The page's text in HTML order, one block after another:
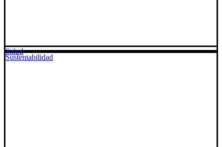
Sustentabilidad
Salud